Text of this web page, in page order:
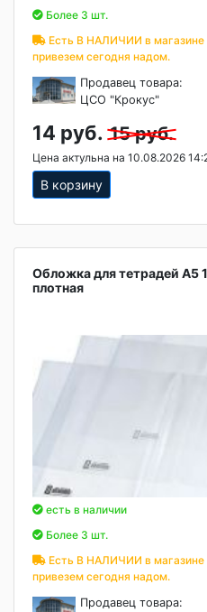
Более 3 шт.
Есть В НАЛИЧИИ в
привезем сегодня надом.
Продавец товара:
ЦСО "Крокус"
14 руб. 15 руб.
Цена актульна на 10.08.2026
В корзину
Обложка для тетрадей А5
плотная
есть в наличии
Более 3 шт.
Есть В НАЛИЧИИ в
привезем сегодня надом.
Продавец товара: